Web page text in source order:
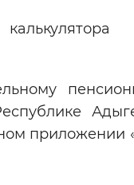
приложении